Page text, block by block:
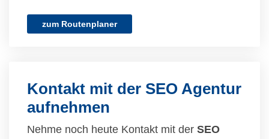
zum Routenplaner
Kontakt mit der SEO Agentur
aufnehmen
Nehme noch heute Kontakt mit der SEO